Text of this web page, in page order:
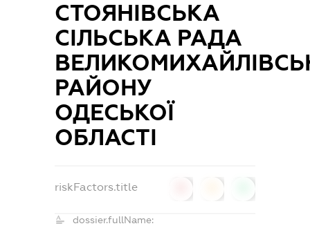
СТОЯНІВСЬКА
СІЛЬСЬКА РАДА
РАЙОНУ
ОДЕСЬКОЇ
ОБЛАСТІ
riskFactors.title
dossier.fullName: